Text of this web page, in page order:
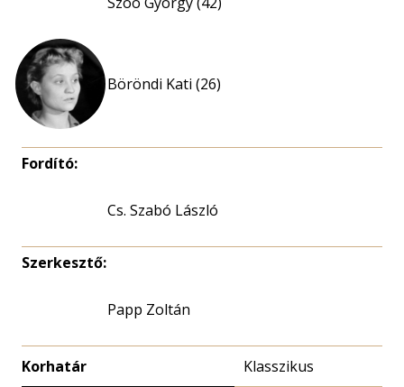
Böröndi Kati (26)
Fordító:
Cs. Szabó László
Szerkesztő:
Papp Zoltán
Korhatár Klasszikus